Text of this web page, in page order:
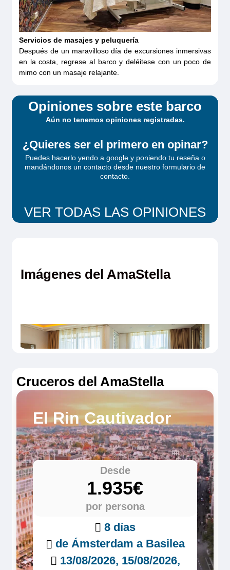
Servicios de masajes y peluquería
Después de un maravilloso día de excursiones inmersivas
en la costa, regrese al barco y deléitese con un poco de
mimo con un masaje relajante.
Opiniones sobre este barco
Aún no tenemos opiniones registradas.
¿Quieres ser el primero en opinar?
Puedes hacerlo yendo a google y poniendo tu reseña o
mandándonos un contacto desde nuestro formulario de
contacto
VER TODAS LAS OPINIONES
Imágenes del AmaStella
Cruceros del AmaStella
El Rin Cautivador
Desde
1.935€
por persona
8 días
de Ámsterdam a Basilea
13/08/2026, 15/08/2026,